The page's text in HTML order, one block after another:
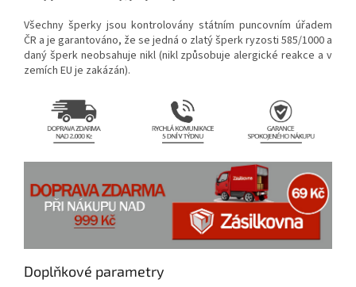
Všechny šperky jsou kontrolovány státním puncovním úřadem
ČR a je garantováno, že se jedná o zlatý šperk ryzosti 585/1000 a
daný šperk neobsahuje nikl (nikl způsobuje alergické reakce a v
zemích EU je zakázán).
Doplňkové parametry